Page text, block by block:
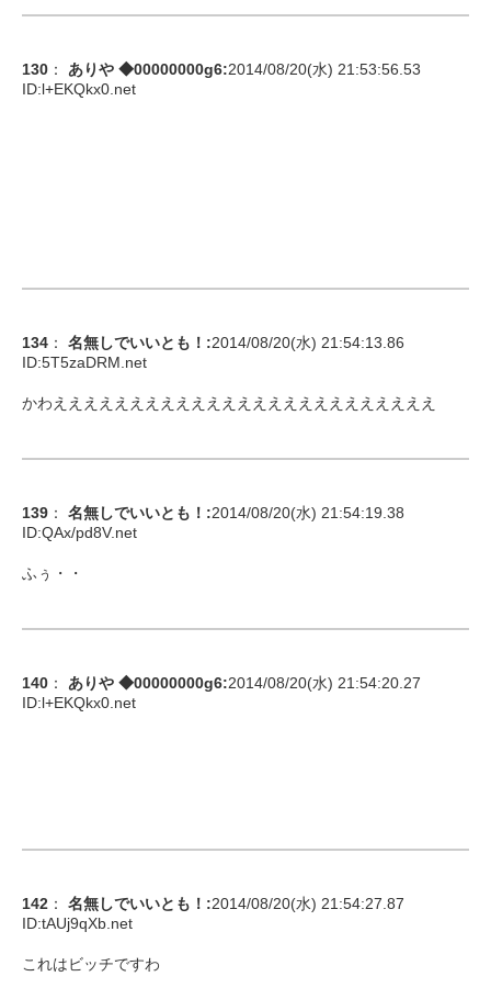
130 ： ありや ◆00000000g6:2014/08/20(水) 21:53:56.53
ID:l+EKQkx0.net
134 ： 名無しでいいとも！ :2014/08/20(水) 21:54:13.86
ID:5T5zaDRM.net
かわえええええええええええええええええええええええええ
139 ： 名無しでいいとも！ :2014/08/20(水) 21:54:19.38
ID:QAx/pd8V.net
ふぅ・・
140 ： ありや ◆00000000g6:2014/08/20(水) 21:54:20.27
ID:l+EKQkx0.net
142 ： 名無しでいいとも！ :2014/08/20(水) 21:54:27.87
ID:tAUj9qXb.net
これはビッチですわ